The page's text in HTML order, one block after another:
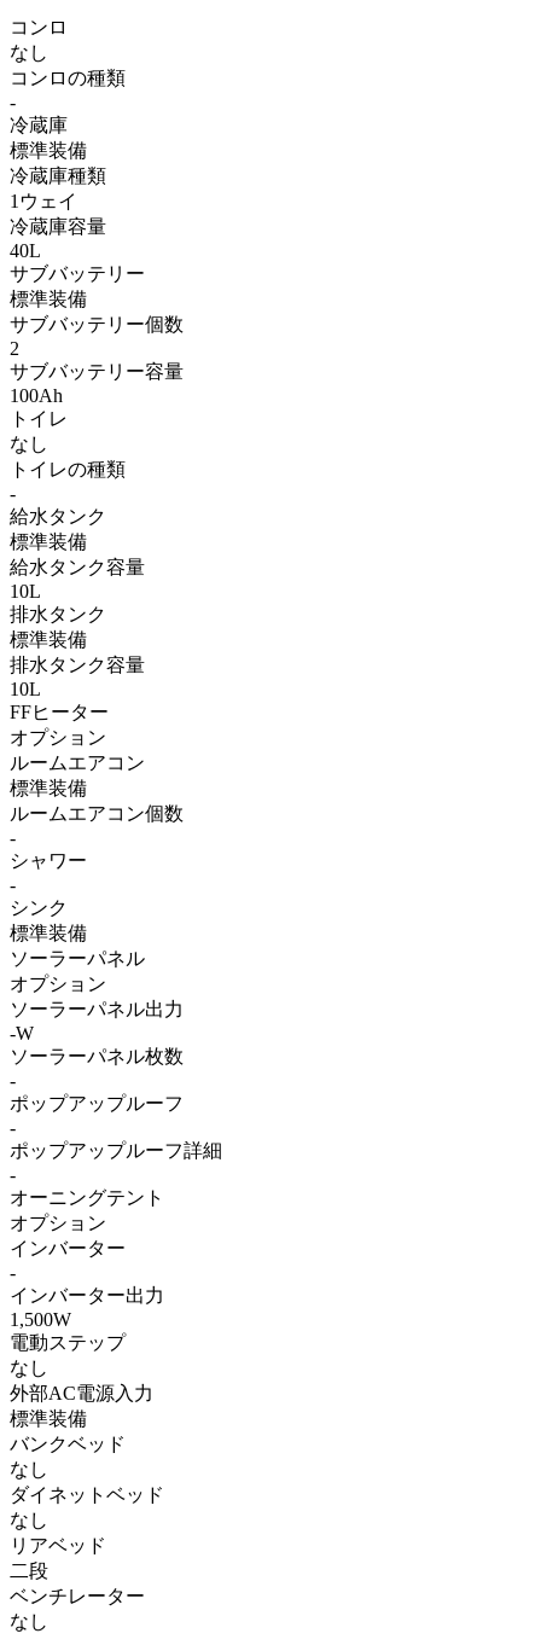
コンロ
なし
コンロの種類
-
冷蔵庫
標準装備
冷蔵庫種類
1ウェイ
冷蔵庫容量
40L
サブバッテリー
標準装備
サブバッテリー個数
2
サブバッテリー容量
100Ah
トイレ
なし
トイレの種類
-
給水タンク
標準装備
給水タンク容量
10L
排水タンク
標準装備
排水タンク容量
10L
FFヒーター
オプション
ルームエアコン
標準装備
ルームエアコン個数
-
シャワー
-
シンク
標準装備
ソーラーパネル
オプション
ソーラーパネル出力
-W
ソーラーパネル枚数
-
ポップアップルーフ
-
ポップアップルーフ詳細
-
オーニングテント
オプション
インバーター
-
インバーター出力
1,500W
電動ステップ
なし
外部AC電源入力
標準装備
バンクベッド
なし
ダイネットベッド
なし
リアベッド
二段
ベンチレーター
なし